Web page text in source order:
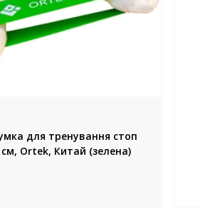
для тренування стоп
Ortek 25 см, Ortek, Китай (зелена)